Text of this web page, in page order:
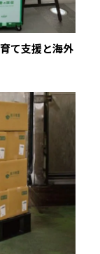
て支援と海外